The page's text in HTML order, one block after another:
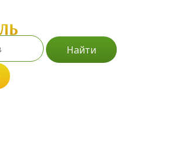
Найти